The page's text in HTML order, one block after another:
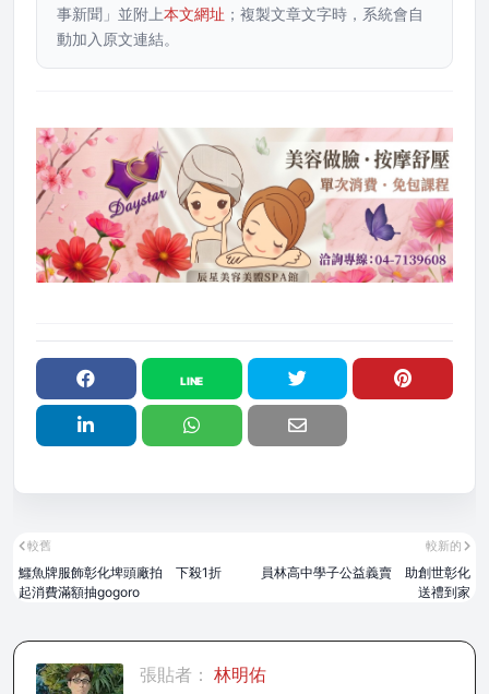
事新聞」並附上本文網址 ；複製文章文字時，系統會自
動加入原文連結。
較新的
員林高中學子公益義賣 助創世彰化
送禮到家
較舊
鱷魚牌服飾彰化埤頭廠拍 下殺1折
起消費滿額抽gogoro
張貼者： 林明佑